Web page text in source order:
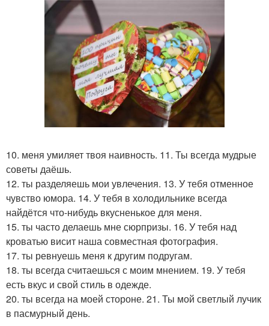
10. меня умиляет твоя наивность. 11. Ты всегда мудрые
советы даёшь.
12. ты разделяешь мои увлечения. 13. У тебя отменное
чувство юмора. 14. У тебя в холодильнике всегда
найдётся что-нибудь вкусненькое для меня.
15. ты часто делаешь мне сюрпризы. 16. У тебя над
кроватью висит наша совместная фотография.
17. ты ревнуешь меня к другим подругам.
18. ты всегда считаешься с моим мнением. 19. У тебя
есть вкус и свой стиль в одежде.
20. ты всегда на моей стороне. 21. Ты мой светлый лучик
в пасмурный день.